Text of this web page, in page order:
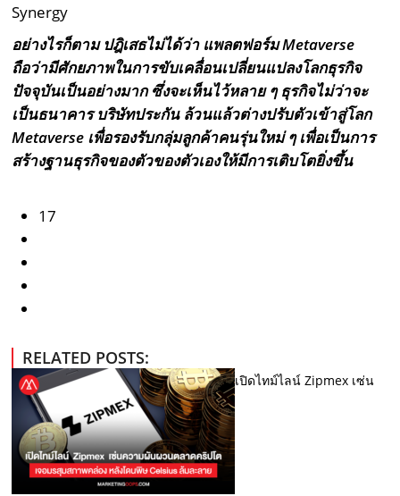
Synergy
อย่างไรก็ตาม ปฎิเสธไม่ได้ว่า แพลตฟอร์ม Metaverse
ถือว่ามีศักยภาพในการขับเคลื่อนเปลี่ยนแปลงโลกธุรกิจ
ปัจจุบันเป็นอย่างมาก ซึ่งจะเห็นไว้หลาย ๆ ธุรกิจไม่ว่าจะ
เป็นธนาคาร บริษัทประกัน ล้วนแล้วต่างปรับตัวเข้าสู่โลก
Metaverse เพื่อรองรับกลุ่มลูกค้าคนรุ่นใหม่ ๆ เพื่อเป็นการ
สร้างฐานธุรกิจของตัวของตัวเองให้มีการเติบโตยิ่งขึ้น
17
RELATED POSTS:
เปิดไทม์ไลน์ Zipmex เซ่น